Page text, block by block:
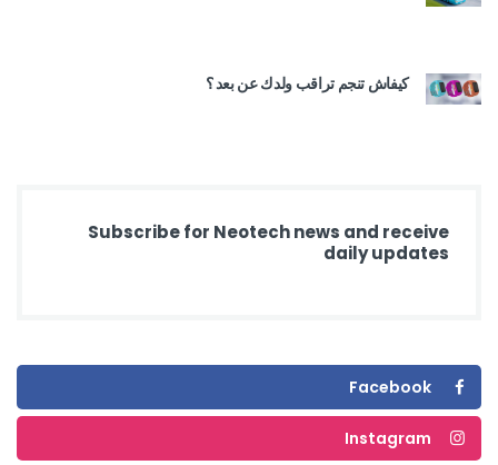
كيفاش تنجم تراقب ولدك عن بعد ؟
Subscribe for Neotech news and receive
daily updates
Facebook
Instagram